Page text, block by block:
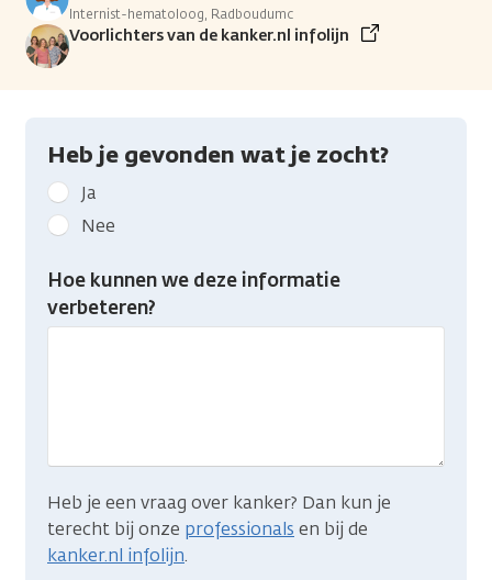
Internist-hematoloog, Radboudumc
Voorlichters van de kanker.nl infolijn
Heb je gevonden wat je zocht?
Geef
kanker.nl
feedback:
Heb
gevonden
Ja
Nee
Hoe kunnen we deze informatie
verbeteren?
Heb je een vraag over kanker? Dan kun je
terecht bij onze professionals en bij de
kanker.nl infolijn.